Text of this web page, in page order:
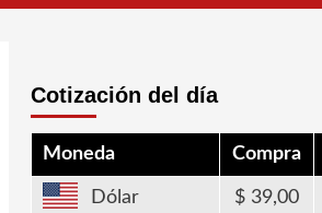
Cotización del día
Moneda Compra
Dólar 39,00